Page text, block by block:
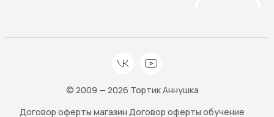
© 2009 — 2026 Тортик Аннушка
Договор оферты магазин Договор оферты обучение